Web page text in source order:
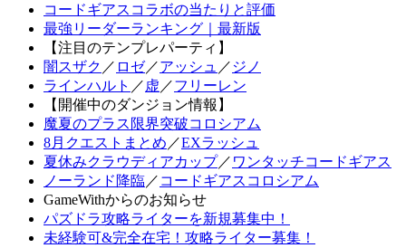
コードギアスコラボの当たりと評価
最強リーダーランキング｜最新版
【注目のテンプレパーティ】
闇スザク ／ ロゼ／アッシュ ／ ジノ
ラインハルト ／ 虚 ／フリーレン
【開催中のダンジョン情報】
魔夏のプラス限界突破コロシアム
8月クエストまとめ ／EXラッシュ
夏休みクラウディアカップ／ ワンタッチコードギアス
ノーランド降臨／ コードギアスコロシアム
GameWithからのお知らせ
パズドラ攻略ライターを新規募集中！
未経験可&完全在宅！攻略ライター募集！